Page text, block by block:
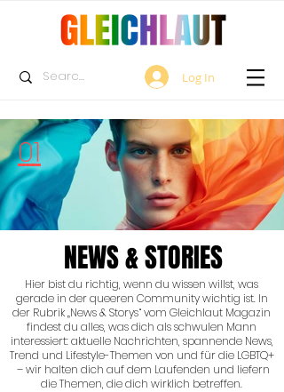
Log In
01
NEWS & STORIES
Hier bist du richtig, wenn du wissen willst, was
gerade in der queeren Community wichtig ist. In
der Rubrik „News & Storys“ vom Gleichlaut Magazin
findest du alles, was dich als schwulen Mann
interessiert: aktuelle Nachrichten, spannende News,
Trend und Lifestyle-Themen von und für die LGBTQ+
– wir halten dich auf dem Laufenden und liefern
die Themen, die dich wirklich betreffen.